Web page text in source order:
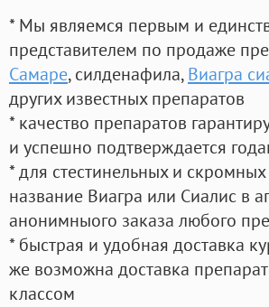
* Мы являемся первым и
представителем по продаже
Самаре, силденафила, Виагра
других известных препаратов
* качество препаратов
и успешно подтверждается
* для стестинельных и
название Виагра или Сиалис в
анонимныого заказа любого
* быстрая и удобная доставка
же возможна доставка
классом